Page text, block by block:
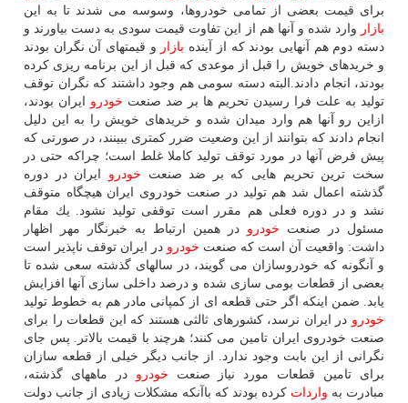
برای قیمت بعضی از تمامی خودروها، وسوسه می شدند تا به این
بازار وارد شده و آنها هم از این تفاوت قیمت سودی به دست بیاورند و
دسته دوم هم آنهایی بودند كه از آینده بازار و قیمتهای آن نگران بودند
و خریدهای خویش را قبل از موعدی كه قبل از این برنامه ریزی كرده
بودند، انجام دادند.البته دسته سومی هم وجود داشتند كه نگران توقف
تولید به علت فرا رسیدن تحریم ها بر ضد صنعت خودرو ایران بودند،
ازاین رو آنها هم وارد میدان شده و خریدهای خویش را به این دلیل
انجام دادند كه بتوانند از این وضعیت ضرر كمتری ببینند، در صورتی كه
پیش فرض آنها در مورد توقف تولید كاملا غلط است؛ چراكه حتی در
سخت ترین تحریم هایی كه بر ضد صنعت خودرو ایران در دوره
گذشته اعمال شد هم تولید در صنعت خودروی ایران هیچگاه متوقف
نشد و در دوره فعلی هم مقرر است توقفی تولید نشود. یك مقام
مسئول در صنعت خودرو در همین ارتباط به خبرنگار مهر اظهار
داشت: واقعیت آن است كه صنعت خودرو در ایران توقف ناپذیر است
و آنگونه كه خودروسازان می گویند، در سالهای گذشته سعی شده تا
بعضی از قطعات بومی سازی شده و درصد داخلی سازی آنها افزایش
یابد. ضمن اینكه اگر حتی قطعه ای از كمپانی مادر هم به خطوط تولید
خودرو در ایران نرسد، كشورهای ثالثی هستند كه این قطعات را برای
صنعت خودروی ایران تامین می كنند؛ هرچند با قیمت بالاتر. پس جای
نگرانی از این بابت وجود ندارد. از جانب دیگر خیلی از قطعه سازان
برای تامین قطعات مورد نیاز صنعت خودرو در ماههای گذشته،
مبادرت به واردات كرده بودند كه باآنكه مشكلات زیادی از جانب دولت